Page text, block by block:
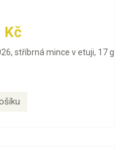
Kč
stříbrná mince v etuji, 17 g